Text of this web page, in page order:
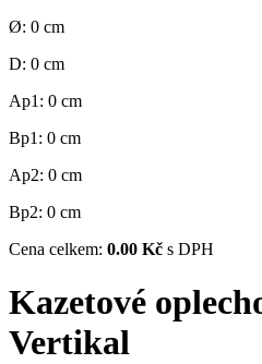
Ø: 0 cm
D: 0 cm
Ap1: 0 cm
Bp1: 0 cm
Ap2: 0 cm
Bp2: 0 cm
Cena celkem: 0.00 Kč s DPH
Kazetové
Vertikal